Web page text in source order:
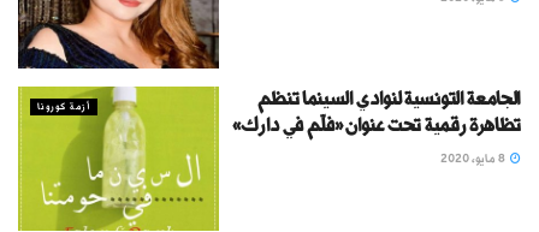
أزمة كورونا
الجامعة التونسية لنوادي السينما تنظم
تظاهرة رقمية تحت عنوان «فلّم في دارك»